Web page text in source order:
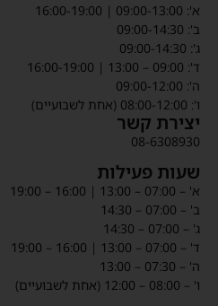
א': 09:00-13:00 | 16:00-19:00
ב': 09:00-14:30
ג': 09:00-14:30
ד': 09:00 – 13:00 | 16:00-19:00
ה': 09:00-12:00
ו': 08:00-12:00 (אחת לשבועיים)
יצירת קשר
08-6308930
שעות פעילות
א' – 07:00 – 13:00 | 16:00 – 19:00
ב' – 07:00 – 14:30
ג' – 07:00 – 14:30
ד' – 07:00 – 13:00 | 16:00 – 19:00
ה' – 07:30 – 13:00
ו' – 08:00 – 12:00 (אחת לשבועיים)